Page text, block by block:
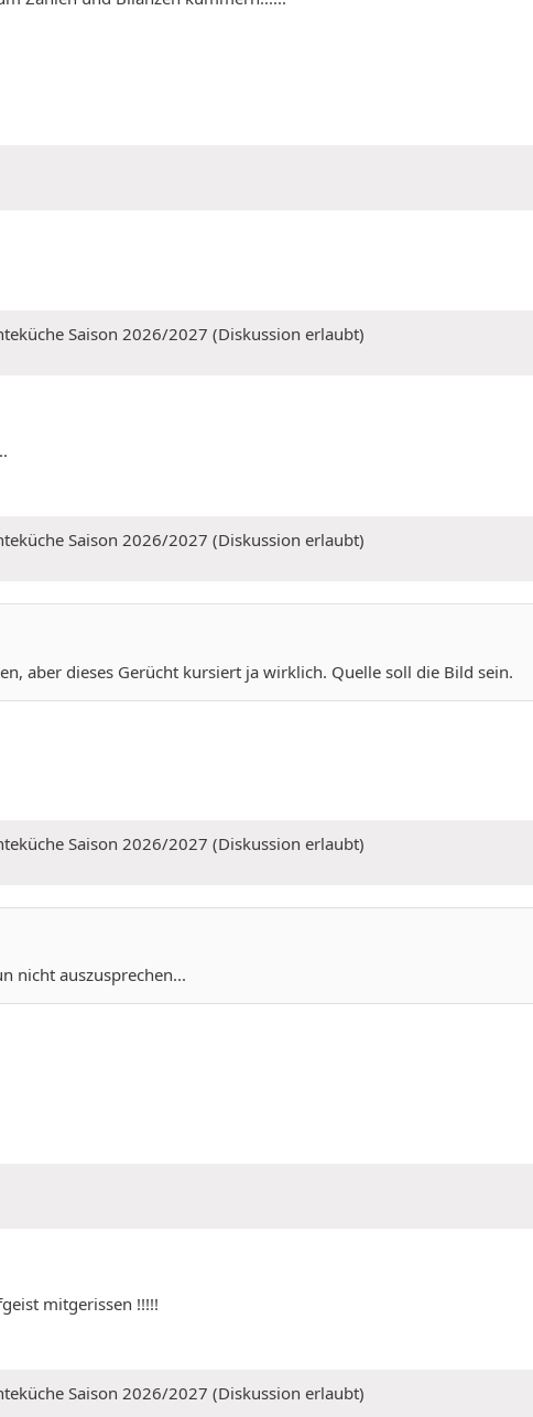
Saison 2026/2027 (Diskussion erlaubt)
Saison 2026/2027 (Diskussion erlaubt)
aber dieses Gerücht kursiert ja wirklich. Quelle soll die Bild sein.
Saison 2026/2027 (Diskussion erlaubt)
nicht auszusprechen...
mitgerissen !!!!!
Saison 2026/2027 (Diskussion erlaubt)